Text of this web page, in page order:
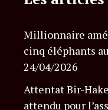
Millionnaire
cinq éléphants
24/04/2026
Attentat Bir-
attendu pour